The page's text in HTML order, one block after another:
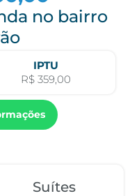
no bairro
IPTU
R$ 359,00
Suítes